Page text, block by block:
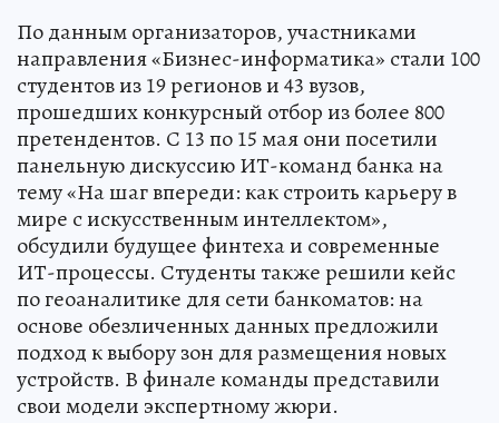
По данным организаторов, участниками
направления «Бизнес-информатика» стали 100
студентов из 19 регионов и 43 вузов,
прошедших конкурсный отбор из более 800
претендентов. С 13 по 15 мая они посетили
панельную дискуссию ИТ-команд банка на
тему «На шаг впереди: как строить карьеру в
мире с искусственным интеллектом»,
обсудили будущее финтеха и современные
ИТ-процессы. Студенты также решили кейс
по геоаналитике для сети банкоматов: на
основе обезличенных данных предложили
подход к выбору зон для размещения новых
устройств. В финале команды представили
свои модели экспертному жюри.